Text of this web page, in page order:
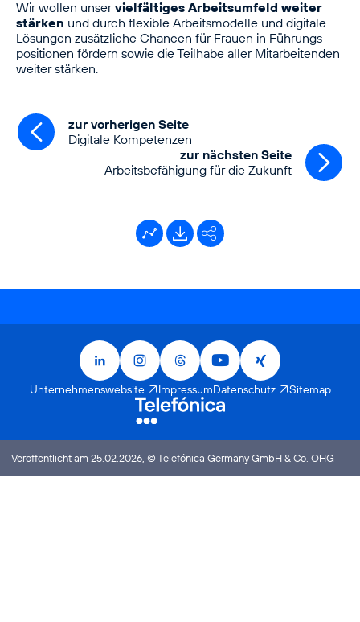
Wir wollen unservielfältiges Arbeitsumfeld weiter
stärken und durch flexible Arbeitsmodelle und digitale
Lösungen zusätzliche Chancen für Frauen in Führungs­
positionen fördern sowie die Teilhabe aller Mitarbeitenden
weiter stärken.
zur vorherigen Seite
Digitale Kompetenzen
zur nächsten Seite
Arbeitsbefähigung für die Zukunft
Kennzahlentool
Downloads
LinkedInInstagramThreadsYouTubeXing
Unternehmenswebsite ImpressumDatenschutz Sitemap
Veröffentlicht am 25.02.2026, © Telefónica Germany GmbH & Co. OHG